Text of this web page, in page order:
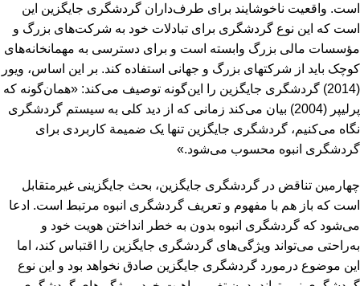
است. واقعیت ناخوشایند برای طرف‌داران گردشگری جایگزین این
است که این نوع گردشگری برای تبادلات خود به شرکت‌های بزرگ و
مؤسسات مالی بزرگ وابسته است و برای دسترسی به مهمانخانه‌های
کوچک باید از شرکت‏های بزرگ و جهانی استفاده کند. بر این اساس، ویور
(2014) گردشگری جایگزین را این‌گونه توصیف می‌کند: «همان‌گونه که
پرلیپر (2004) بیان می‌کند زمانی که از دید کلی به سیستم گردشگری
نگاه می‌کنیم، گردشگری جایگزین تنها یک ضمیمة کاربردی برای
گردشگری انبوه محسوب می‌شود.»
چهارمین تناقض در گردشگری جایگزین، بحث جایگزینی غیرمتقابل
است که باز هم با مفهوم و تعریف گردشگری انبوه مرتبط است. ادعا
می‌شود که گردشگری انبوه بدون به خطر انداختن هویت خود و
به‌راحتی می‌تواند ویژگی‌های گردشگری جایگزین را اقتباس کند، اما
این موضوع درمورد گردشگری جایگزین صادق نخواهد بود و این نوع